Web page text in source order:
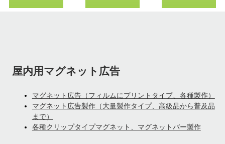
屋内用マグネット広告
マグネット広告（フィルムにプリントタイプ、各種製作）
マグネット広告製作（大量製作タイプ、高級品から普及品
まで）
各種クリップタイプマグネット、マグネットバー製作